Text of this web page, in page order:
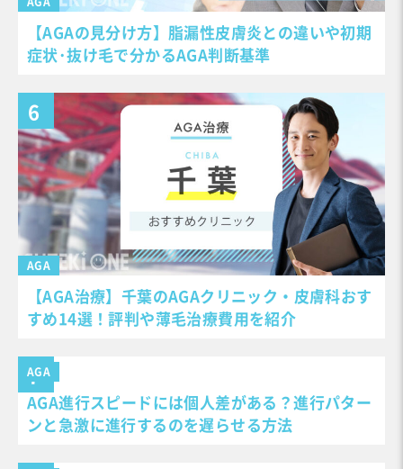
【AGAの見分け方】脂漏性皮膚炎との違いや初期
症状･抜け毛で分かるAGA判断基準
AGA
【AGA治療】千葉のAGAクリニック・皮膚科おす
すめ14選！評判や薄毛治療費用を紹介
AGA
AGA進行スピードには個人差がある？進行パター
ンと急激に進行するのを遅らせる方法